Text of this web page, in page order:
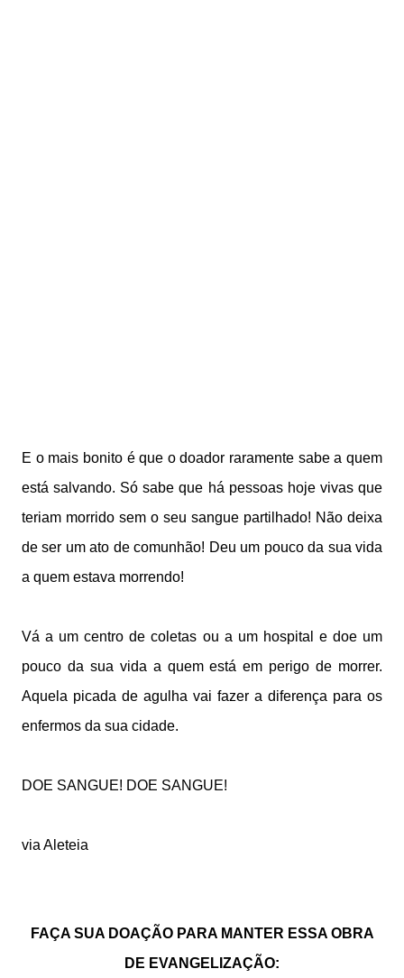
E o mais bonito é que o doador raramente sabe a quem
está salvando. Só sabe que há pessoas hoje vivas que
teriam morrido sem o seu sangue partilhado! Não deixa
de ser um ato de comunhão! Deu um pouco da sua vida
a quem estava morrendo!
Vá a um centro de coletas ou a um hospital e doe um
pouco da sua vida a quem está em perigo de morrer.
Aquela picada de agulha vai fazer a diferença para os
enfermos da sua cidade.
DOE SANGUE! DOE SANGUE!
via Aleteia
FAÇA SUA DOAÇÃO PARA MANTER ESSA OBRA
DE EVANGELIZAÇÃO: